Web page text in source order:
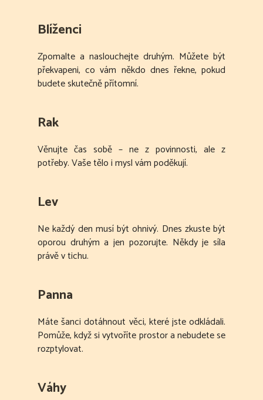
Blíženci
Zpomalte a naslouchejte druhým. Můžete být
překvapeni, co vám někdo dnes řekne, pokud
budete skutečně přítomní.
Rak
Věnujte čas sobě – ne z povinnosti, ale z
potřeby. Vaše tělo i mysl vám poděkují.
Lev
Ne každý den musí být ohnivý. Dnes zkuste být
oporou druhým a jen pozorujte. Někdy je síla
právě v tichu.
Panna
Máte šanci dotáhnout věci, které jste odkládali.
Pomůže, když si vytvoříte prostor a nebudete se
rozptylovat.
Váhy